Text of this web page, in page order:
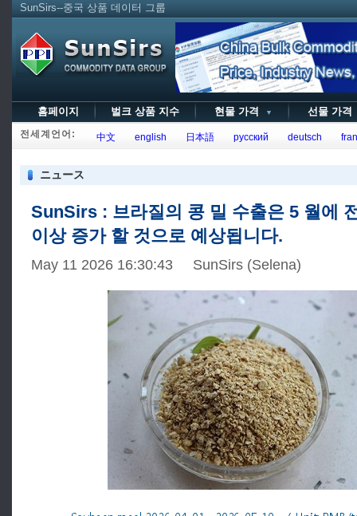
SunSirs--중국 상품 데이터 그룹
홈페이지 벌크 상품 지수 현물 가격 ▼ 선물 가
전세계언어: 中文 english 日本語 русский deutsch
ニュース
SunSirs : 브라질의 콩 밀 수출은 5 월에
이상 증가 할 것으로 예상됩니다.
May 11 2026 16:30:43 SunSirs (Selena)